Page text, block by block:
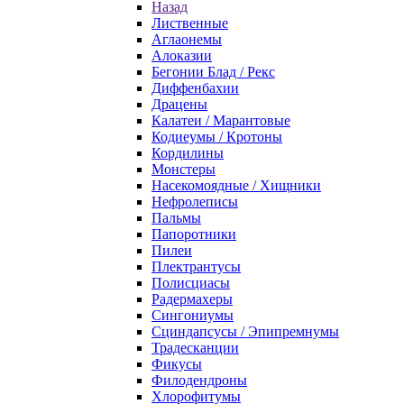
Назад
Лиственные
Аглаонемы
Алоказии
Бегонии Блад / Рекс
Диффенбахии
Драцены
Калатеи / Марантовые
Кодиеумы / Кротоны
Кордилины
Монстеры
Насекомоядные / Хищники
Нефролеписы
Пальмы
Папоротники
Пилеи
Плектрантусы
Полисциасы
Радермахеры
Сингониумы
Сциндапсусы / Эпипремнумы
Традесканции
Фикусы
Филодендроны
Хлорофитумы